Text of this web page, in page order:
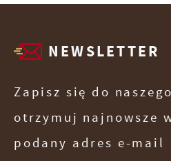
NEWSLETTER
Zapisz się do
otrzymuj najnowsze
podany adres e-mail